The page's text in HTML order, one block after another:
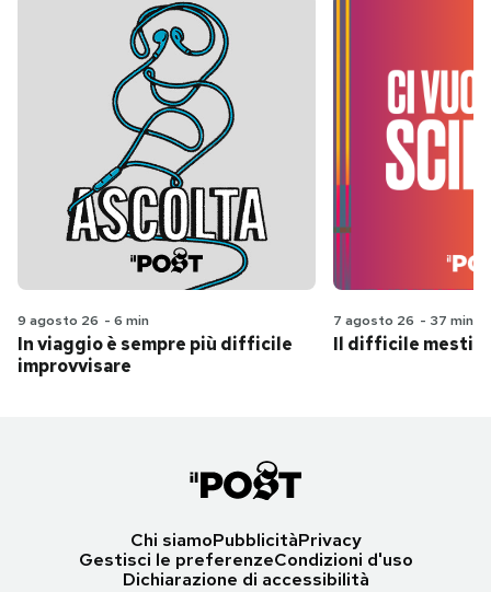
9 agosto 26 - 6 min
In viaggio è sempre più difficile
improvvisare
7 agosto 26 - 37 min
Il difficile
Chi siamoPubblicitàPrivacy
Gestisci le preferenzeCondizioni d'uso
Dichiarazione di accessibilità